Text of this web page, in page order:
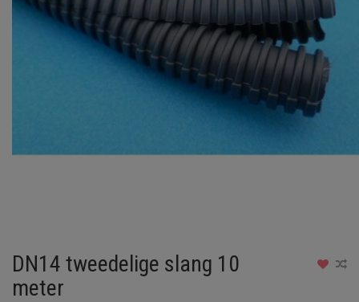
DN14 tweedelige slang 10
meter